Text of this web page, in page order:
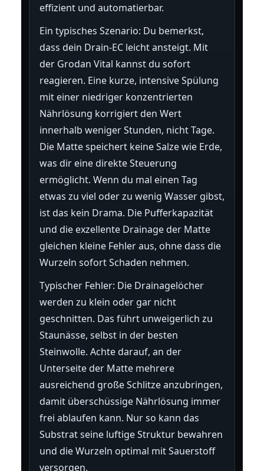
effizient und automatierbar.
Ein typisches Szenario: Du bemerkst,
dass dein Drain-EC leicht ansteigt. Mit
der Grodan Vital kannst du sofort
reagieren. Eine kurze, intensive Spülung
mit einer niedriger konzentrierten
Nährlösung korrigiert den Wert
innerhalb weniger Stunden, nicht Tage.
Die Matte speichert keine Salze wie Erde,
was dir eine direkte Steuerung
ermöglicht. Wenn du mal einen Tag
etwas zu viel oder zu wenig Wasser gibst,
ist das kein Drama. Die Pufferkapazität
und die exzellente Drainage der Matte
gleichen kleine Fehler aus, ohne dass die
Wurzeln sofort Schaden nehmen.
Typischer Fehler: Die Drainagelöcher
werden zu klein oder gar nicht
geschnitten. Das führt unweigerlich zu
Staunässe, selbst in der besten
Steinwolle. Achte darauf, an der
Unterseite der Matte mehrere
ausreichend große Schlitze anzubringen,
damit überschüssige Nährlösung immer
frei ablaufen kann. Nur so kann das
Substrat seine luftige Struktur bewahren
und die Wurzeln optimal mit Sauerstoff
versorgen.